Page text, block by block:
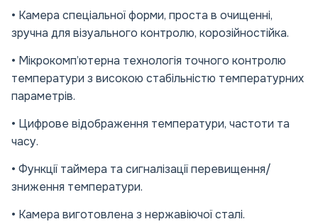
• Камера спеціальної форми, проста в очищенні,
зручна для візуального контролю, корозійностійка.
• Мікрокомп’ютерна технологія точного контролю
температури з високою стабільністю температурних
параметрів.
• Цифрове відображення температури, частоти та
часу.
• Функції таймера та сигналізації перевищення/
зниження температури.
• Камера виготовлена з нержавіючої сталі.